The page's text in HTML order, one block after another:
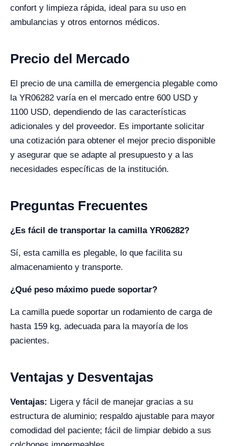
confort y limpieza rápida, ideal para su uso en
ambulancias y otros entornos médicos.
Precio del Mercado
El precio de una camilla de emergencia plegable como
la YR06282 varía en el mercado entre 600 USD y
1100 USD, dependiendo de las características
adicionales y del proveedor. Es importante solicitar
una cotización para obtener el mejor precio disponible
y asegurar que se adapte al presupuesto y a las
necesidades específicas de la institución.
Preguntas Frecuentes
¿Es fácil de transportar la camilla YR06282?
Sí, esta camilla es plegable, lo que facilita su
almacenamiento y transporte.
¿Qué peso máximo puede soportar?
La camilla puede soportar un rodamiento de carga de
hasta 159 kg, adecuada para la mayoría de los
pacientes.
Ventajas y Desventajas
Ventajas: Ligera y fácil de manejar gracias a su
estructura de aluminio; respaldo ajustable para mayor
comodidad del paciente; fácil de limpiar debido a sus